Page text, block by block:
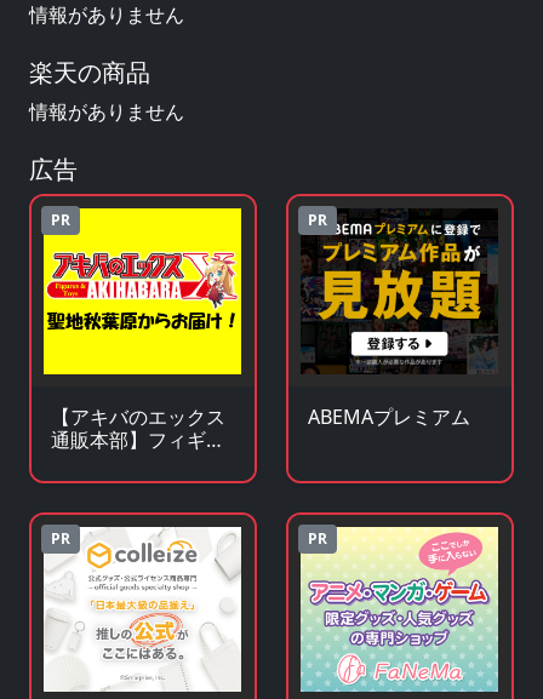
情報がありません
楽天の商品
情報がありません
広告
PR
【アキバのエックス
通販本部】フィギュ
ッズがアキバ価格で
買える！
PR
ABEMAプレミアム
PR PR